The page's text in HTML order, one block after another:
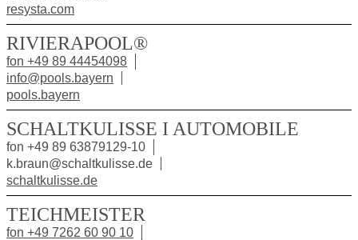
resysta.com
RIVIERAPOOL®
fon +49 89 44454098
info@pools.bayern
pools.bayern
SCHALTKULISSE I AUTOMOBILE
fon +49 89 63879129-10
k.braun@schaltkulisse.de
schaltkulisse.de
TEICHMEISTER
fon +49 7262 60 90 10